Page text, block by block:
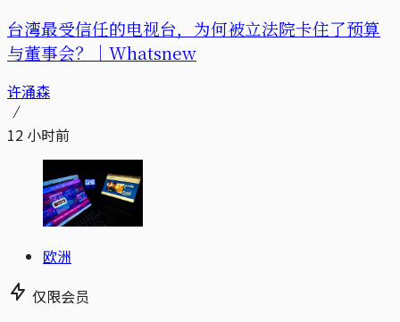
台湾最受信任的电视台，为何被立法院卡住了预算
与董事会？｜Whatsnew
许涌森
12 小时前
欧洲
仅限会员